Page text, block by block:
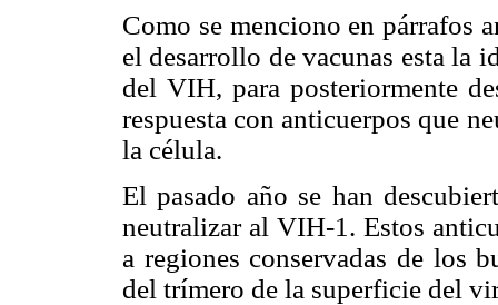
Como se menciono en párrafos
el desarrollo de vacunas esta la
del VIH, para posteriormente
respuesta con anticuerpos que
la célula.
El pasado año se han
neutralizar al VIH-1. Estos
a regiones conservadas de los
del trímero de la superficie del